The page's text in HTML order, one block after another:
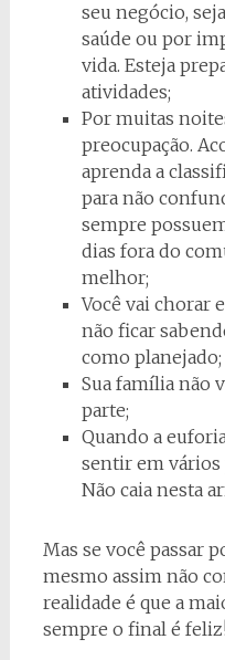
seu negócio,
saúde ou por
vida. Esteja
atividades;
Por muitas
preocupação.
aprenda a
para não
sempre
dias fora do
melhor;
Você vai chorar
não ficar
como planejado;
Sua família não
parte;
Quando a
sentir em vários
Não caia nesta
Mas se você passar
mesmo assim não
realidade é que a
sempre o final é